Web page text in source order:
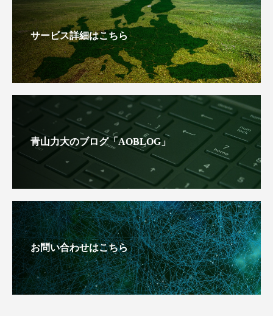
サービス詳細はこちら
青山力大のブログ「AOBLOG」
お問い合わせはこちら